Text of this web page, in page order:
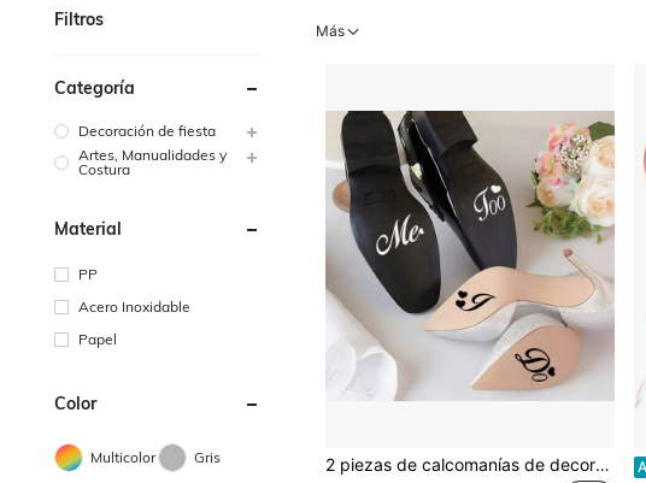
Filtros
Categoría
Decoración de fiesta
Artes, Manualidades y
Costura
Material
PP
Acero Inoxidable
Papel
Color
Multicolor Gris
Más
2 piezas de calcomanías de decoración de boda "I Do/Me Too", calcomanías para zapatos de fiesta de boda para la novia y el novio, calcomanías para zapatos de boda resistentes al agua y removibles para decoración de boda "I Do/Me Too"